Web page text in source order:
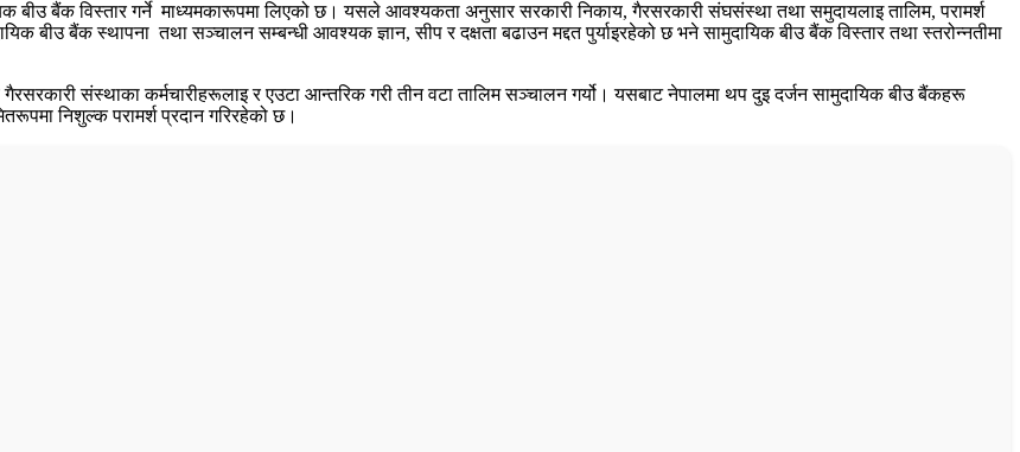
बीउ बैंक विस्तार गर्ने माध्यमकारूपमा लिएको छ। यसले आवश्यकता अनुसार सरकारी निकाय, गैरसरकारी संघसंस्था तथा समुदायलाइ तालिम, परामर्श
बीउ बैंक स्थापना तथा सञ्चालन सम्बन्धी आवश्यक ज्ञान, सीप र दक्षता बढाउन मद्दत पुर्याइरहेको छ भने सामुदायिक बीउ बैंक विस्तार तथा स्तरोन्नतीमा
संस्थाका कर्मचारीहरूलाइ र एउटा आन्तरिक गरी तीन वटा तालिम सञ्चालन गर्यो। यसबाट नेपालमा थप दुइ दर्जन सामुदायिक बीउ बैंकहरू
निशुल्क परामर्श प्रदान गरिरहेको छ।